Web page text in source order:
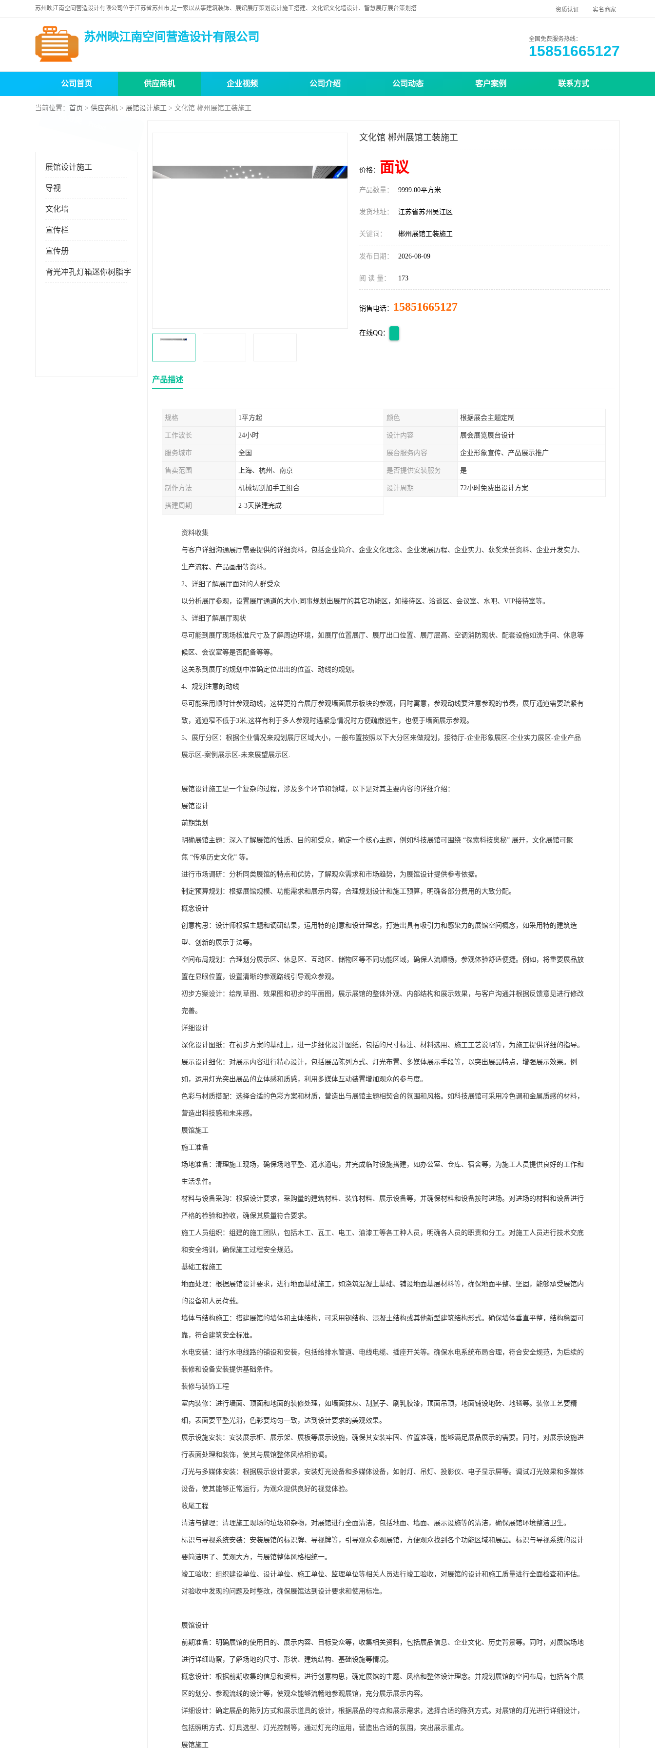
苏州映江南空间营造设计有限公司位于江苏省苏州市,是一家以从事建筑装饰、展馆展厅策划设计施工搭建、文化馆文化墙设计、智慧展厅展台策划搭建和其他建筑装饰装修业为主的企业。 资质认证 实名商家
苏州映江南空间营造设计有限公司 全国免费服务热线：
15851665127
公司首页 供应商机 企业视频 公司介绍 公司动态 客户案例 联系方式
当前位置： 首页 > 供应商机 > 展馆设计施工 > 文化馆 郴州展馆工装施工
展馆设计施工
导视
文化墙
宣传栏
宣传册
背光冲孔灯箱迷你树脂字
文化馆 郴州展馆工装施工
价格： 面议
产品数量： 9999.00平方米
发货地址： 江苏省苏州吴江区
关键词： 郴州展馆工装施工
发布日期： 2026-08-09
阅 读 量： 173
销售电话： 15851665127
在线QQ：
产品描述
规格 1平方起 颜色 根据展会主题定制
工作波长 24小时 设计内容 展会展览展台设计
服务城市 全国 展台服务内容 企业形象宣传、产品展示推广
售卖范围 上海、杭州、南京 是否提供安装服务 是
制作方法 机械切割加手工组合 设计周期 72小时免费出设计方案
搭建周期 2-3天搭建完成
资料收集
与客户详细沟通展厅需要提供的详细资料，包括企业简介、企业文化理念、企业发展历程、企业实力、获奖荣誉资料、企业开发实力、
生产流程、产品画册等资料。
2、详细了解展厅面对的人群受众
以分析展厅参观，设置展厅通道的大小;同事规划出展厅的其它功能区，如接待区、洽谈区、会议室、水吧、VIP接待室等。
3、详细了解展厅现状
尽可能到展厅现场核准尺寸及了解周边环境，如展厅位置展厅、展厅出口位置、展厅层高、空调消防现状、配套设施如洗手间、休息等
候区、会议室等是否配备等等。
这关系到展厅的规划中准确定位出出的位置、动线的规划。
4、规划注意的动线
尽可能采用顺时针参观动线，这样更符合展厅参观墙面展示板块的参观，同时寓意，参观动线要注意参观的节奏，展厅通道需要疏紧有
致，通道窄不低于3米,这样有利于多人参观时遇紧急情况时方便疏散逃生，也便于墙面展示参观。
5、展厅分区：根据企业情况来规划展厅区域大小，一般布置按照以下大分区来做规划，接待厅-企业形象展区-企业实力展区-企业产品
展示区-案例展示区-未来展望展示区.
展馆设计施工是一个复杂的过程，涉及多个环节和领域，以下是对其主要内容的详细介绍：
展馆设计
前期策划
明确展馆主题：深入了解展馆的性质、目的和受众，确定一个核心主题，例如科技展馆可围绕 “探索科技奥秘” 展开，文化展馆可聚
焦 “传承历史文化” 等。
进行市场调研：分析同类展馆的特点和优势，了解观众需求和市场趋势，为展馆设计提供参考依据。
制定预算规划：根据展馆规模、功能需求和展示内容，合理规划设计和施工预算，明确各部分费用的大致分配。
概念设计
创意构思：设计师根据主题和调研结果，运用特的创意和设计理念，打造出具有吸引力和感染力的展馆空间概念，如采用特的建筑造
型、创新的展示手法等。
空间布局规划：合理划分展示区、休息区、互动区、储物区等不同功能区域，确保人流顺畅，参观体验舒适便捷。例如，将重要展品放
置在显眼位置，设置清晰的参观路线引导观众参观。
初步方案设计：绘制草图、效果图和初步的平面图，展示展馆的整体外观、内部结构和展示效果，与客户沟通并根据反馈意见进行修改
完善。
详细设计
深化设计图纸：在初步方案的基础上，进一步细化设计图纸，包括的尺寸标注、材料选用、施工工艺说明等，为施工提供详细的指导。
展示设计细化：对展示内容进行精心设计，包括展品陈列方式、灯光布置、多媒体展示手段等，以突出展品特点，增强展示效果。例
如，运用灯光突出展品的立体感和质感，利用多媒体互动装置增加观众的参与度。
色彩与材质搭配：选择合适的色彩方案和材质，营造出与展馆主题相契合的氛围和风格。如科技展馆可采用冷色调和金属质感的材料，
营造出科技感和未来感。
展馆施工
施工准备
场地准备：清理施工现场，确保场地平整、通水通电，并完成临时设施搭建，如办公室、仓库、宿舍等，为施工人员提供良好的工作和
生活条件。
材料与设备采购：根据设计要求，采购量的建筑材料、装饰材料、展示设备等，并确保材料和设备按时进场。对进场的材料和设备进行
严格的检验和验收，确保其质量符合要求。
施工人员组织：组建的施工团队，包括木工、瓦工、电工、油漆工等各工种人员，明确各人员的职责和分工。对施工人员进行技术交底
和安全培训，确保施工过程安全规范。
基础工程施工
地面处理：根据展馆设计要求，进行地面基础施工，如浇筑混凝土基础、铺设地面基层材料等，确保地面平整、坚固，能够承受展馆内
的设备和人员荷载。
墙体与结构施工：搭建展馆的墙体和主体结构，可采用钢结构、混凝土结构或其他新型建筑结构形式。确保墙体垂直平整，结构稳固可
靠，符合建筑安全标准。
水电安装：进行水电线路的铺设和安装，包括给排水管道、电线电缆、插座开关等。确保水电系统布局合理，符合安全规范，为后续的
装修与装饰工程
室内装修：进行墙面、顶面和地面的装修处理，如墙面抹灰、刮腻子、刷乳胶漆，顶面吊顶，地面铺设地砖、地毯等。装修工艺要精
细，表面要平整光滑，色彩要均匀一致，达到设计要求的美观效果。
展示设施安装：安装展示柜、展示架、展板等展示设施，确保其安装牢固、位置准确，能够满足展品展示的需要。同时，对展示设施进
行表面处理和装饰，使其与展馆整体风格相协调。
灯光与多媒体安装：根据展示设计要求，安装灯光设备和多媒体设备，如射灯、吊灯、投影仪、电子显示屏等。调试灯光效果和多媒体
设备，使其能够正常运行，为观众提供良好的视觉体验。